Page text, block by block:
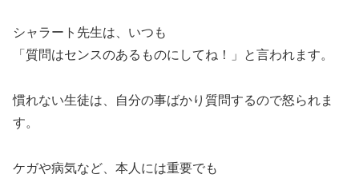
シャラート先生は、いつも
「質問はセンスのあるものにしてね！」と言われます。
慣れない生徒は、自分の事ばかり質問するので怒られま
す。
ケガや病気など、本人には重要でも